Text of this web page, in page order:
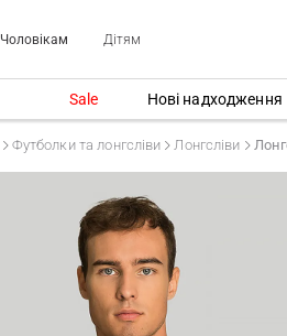
Чоловікам Дітям
Sale Нові надходження
Футболки та лонгсліви Лонгсліви